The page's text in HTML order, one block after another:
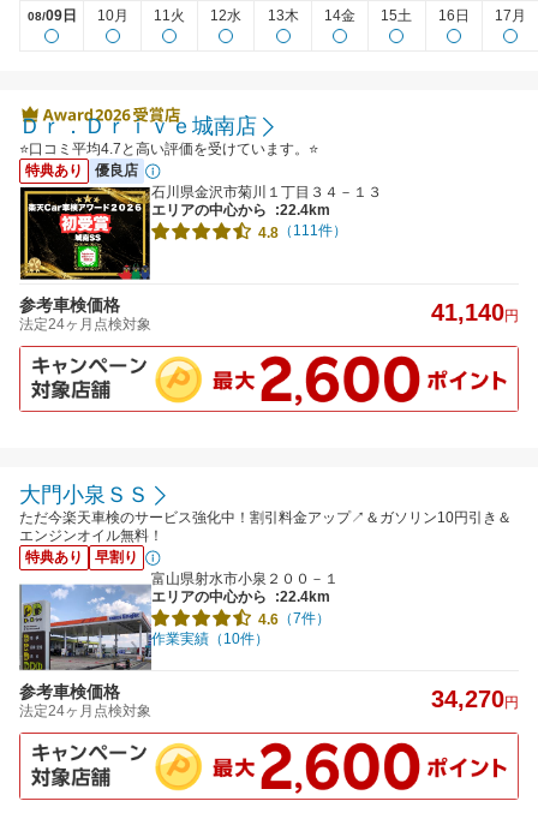
08/09日 10月 11火 12水 13木 14金 15土 16日 17月
Ｄｒ．Ｄｒｉｖｅ城南店
⭐口コミ平均4.7と高い評価を受けています。⭐
特典あり
優良店
石川県金沢市菊川１丁目３４－１３
エリアの中心から
:22.4km
4.8 （111件）
参考車検価格
法定24ヶ月点検対象 41,140円
大門小泉ＳＳ
ただ今楽天車検のサービス強化中！割引料金アップ↗＆ガソリン10円引き＆
エンジンオイル無料！
特典あり
早割り
富山県射水市小泉２００－１
エリアの中心から
:22.4km
4.6 （7件）
作業実績（10件）
参考車検価格
法定24ヶ月点検対象 34,270円